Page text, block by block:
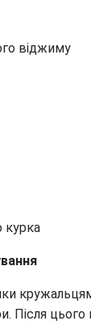
віджиму
курка
Після цього